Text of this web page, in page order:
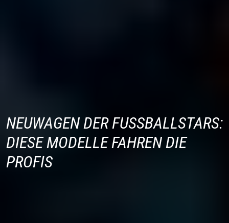
NEUWAGEN DER FUSSBALLSTARS: D
IESE MODELLE FAHREN DIE P
ROFIS